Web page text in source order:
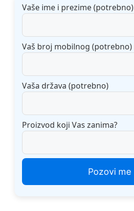
Vaše ime i prezime (potrebno)
Vaš broj mobilnog (potrebno)
Vaša država (potrebno)
Proizvod koji Vas zanima?